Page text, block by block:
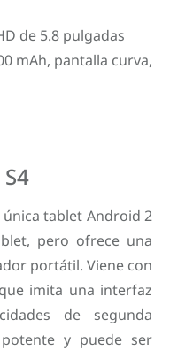
de 5.8 pulgadas
mAh, pantalla curva,
única tablet Android 2
pero ofrece una
portátil. Viene con
imita una interfaz
de segunda
y puede ser